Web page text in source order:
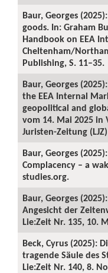
Baur, Georges
goods. In: Graham
Handbook on EEA
Cheltenham/
Publishing, S. 11–35.
Baur, Georges
the EEA Internal
geopolitical and
vom 14. Mai 2025 in
Juristen-Zeitung
Baur, Georges
Complacency – a
studies.org.
Baur, Georges
Angesicht der
Lie:Zeit Nr. 135, 10.
Beck, Cyrus (2025):
tragende Säule des
Lie:Zeit Nr. 140, 8.